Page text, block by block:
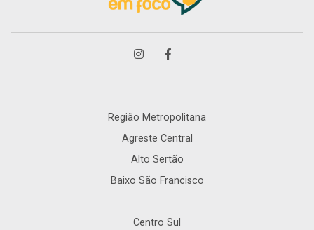
Região Metropolitana
Agreste Central
Alto Sertão
Baixo São Francisco
Centro Sul